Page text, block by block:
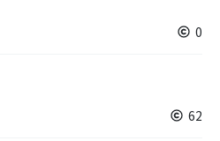
0
62